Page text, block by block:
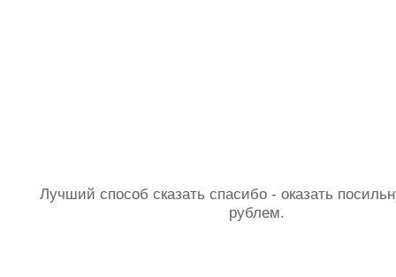
Лучший способ сказать спасибо - оказать
рублем.